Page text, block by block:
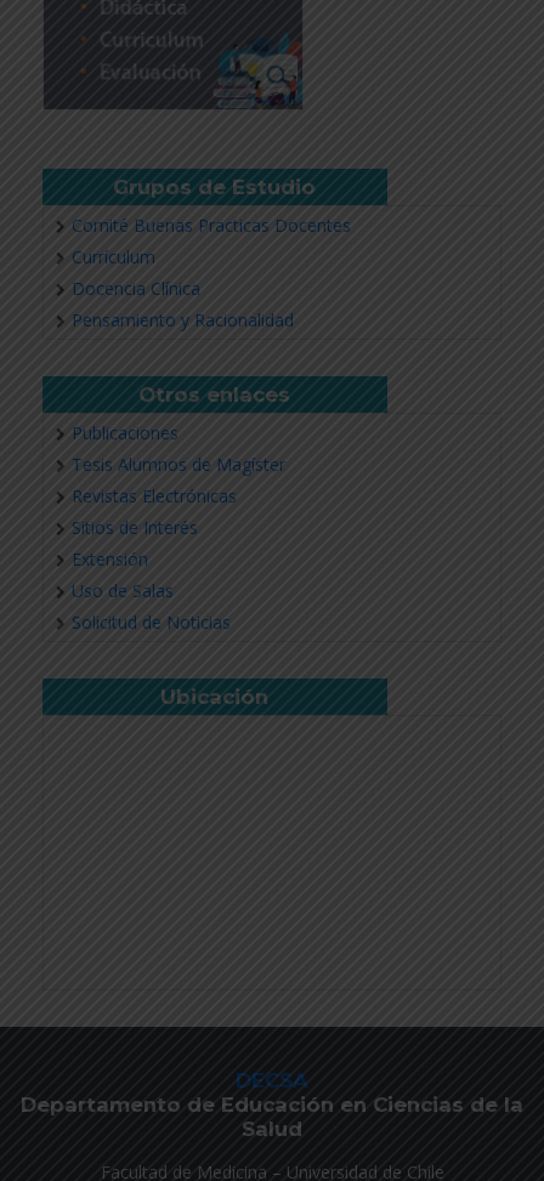
Grupos de Estudio
Comité Buenas Practicas Docentes
Currículum
Docencia Clínica
Pensamiento y Racionalidad
Otros enlaces
Publicaciones
Tesis Alumnos de Magíster
Revistas Electrónicas
Sitios de Interés
Extensión
Uso de Salas
Solicitud de Noticias
Ubicación
DECSA
Departamento de Educación en Ciencias de la
Salud
Facultad de Medicina – Universidad de Chile